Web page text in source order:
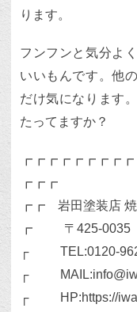
ります。
フンフンと気分よ
いいもんです。他
だけ気になります
たってますか？
┏┏┏
┏┏ 岩田塗装店 焼
┏ 〒425-0035 静
┌ TEL:0120-962-
┌
┌ HP:https://